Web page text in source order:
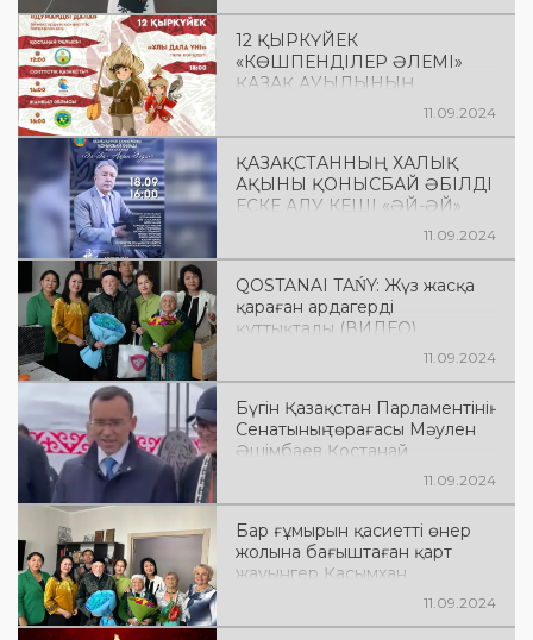
12 ҚЫРКҮЙЕК
«КӨШПЕНДІЛЕР ӘЛЕМІ»
ҚАЗАҚ АУЫЛЫНЫҢ
МӘДЕНИ БАҒДАРЛАМАСЫ
11.09.2024
ҚАЗАҚСТАННЫҢ ХАЛЫҚ
АҚЫНЫ ҚОНЫСБАЙ ӘБІЛДІ
ЕСКЕ АЛУ КЕШІ «ӘЙ-ӘЙ»
11.09.2024
QOSTANAI TAŃY: Жүз жасқа
қараған ардагерді
құттықтады (ВИДЕО)
11.09.2024
Бүгін Қазақстан Парламентінің
Сенатының төрағасы Мәулен
Әшімбаев Қостанай
облысының киіз үйіне арнайы
11.09.2024
Бар ғұмырын қасиетті өнер
жолына бағыштаған қарт
жауынгер Қасымхан
Алдабергенов ақсақал бүгін
11.09.2024